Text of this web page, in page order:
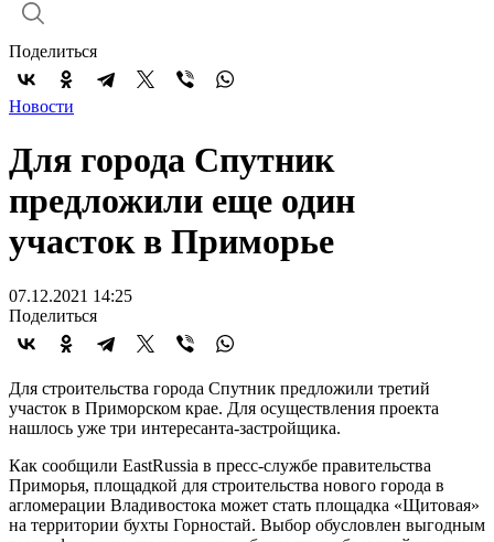
Поделиться
Новости
Для города Спутник
предложили еще один
участок в Приморье
07.12.2021 14:25
Поделиться
Для строительства города Спутник предложили третий
участок в Приморском крае. Для осуществления проекта
нашлось уже три интересанта-застройщика.
Как сообщили EastRussia в пресс-службе правительства
Приморья, площадкой для строительства нового города в
агломерации Владивостока может стать площадка «Щитовая»
на территории бухты Горностай. Выбор обусловлен выгодным